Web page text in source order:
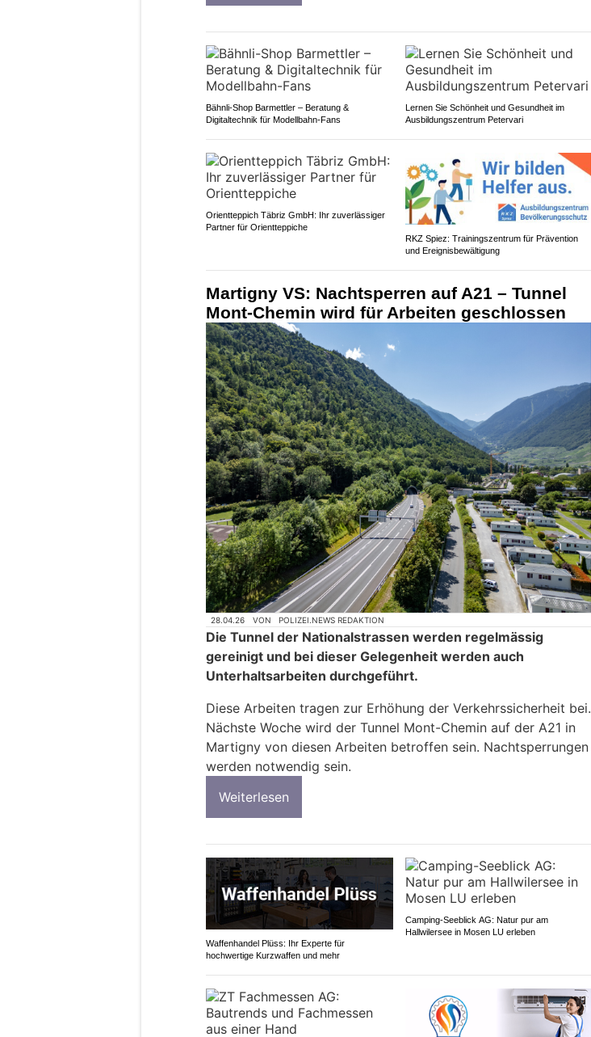
Bähnli-Shop Barmettler – Beratung &
Digitaltechnik für Modellbahn-Fans
Lernen Sie Schönheit und Gesundheit im
Ausbildungszentrum Petervari
Orientteppich Täbriz GmbH: Ihr zuverlässiger
Partner für Orientteppiche
RKZ Spiez: Trainingszentrum für Prävention
und Ereignisbewältigung
Martigny VS: Nachtsperren auf A21 – Tunnel
Mont-Chemin wird für Arbeiten geschlossen
28.04.26 VON POLIZEI.NEWS REDAKTION
Die Tunnel der Nationalstrassen werden regelmässig
gereinigt und bei dieser Gelegenheit werden auch
Unterhaltsarbeiten durchgeführt.
Diese Arbeiten tragen zur Erhöhung der Verkehrssicherheit bei.
Nächste Woche wird der Tunnel Mont-Chemin auf der A21 in
Martigny von diesen Arbeiten betroffen sein. Nachtsperrungen
werden notwendig sein.
Weiterlesen
Waffenhandel Plüss: Ihr Experte für
hochwertige Kurzwaffen und mehr
Camping-Seeblick AG: Natur pur am
Hallwilersee in Mosen LU erleben